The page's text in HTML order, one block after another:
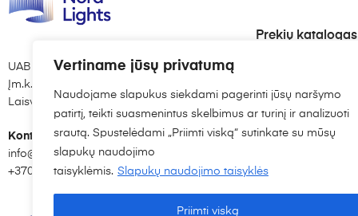
Vertiname jūsų privatumą
Naudojame slapukus siekdami pagerinti jūsų naršymo
patirtį, teikti suasmenintus skelbimus ar turinį ir analizuoti
srautą. Spustelėdami „Priimti viską“ sutinkate su mūsų
slapukų naudojimo
taisyklėmis. Slapukų naudojimo taisyklės
Priimti viską
UAB “Nord lights”
Įm.k. 306703898
Laisvės al. 82, Kaunas
Kontaktai:
info@nordlights.lt
+370 615 90769
Prekių katalogas
LED vidaus
LED lemputės